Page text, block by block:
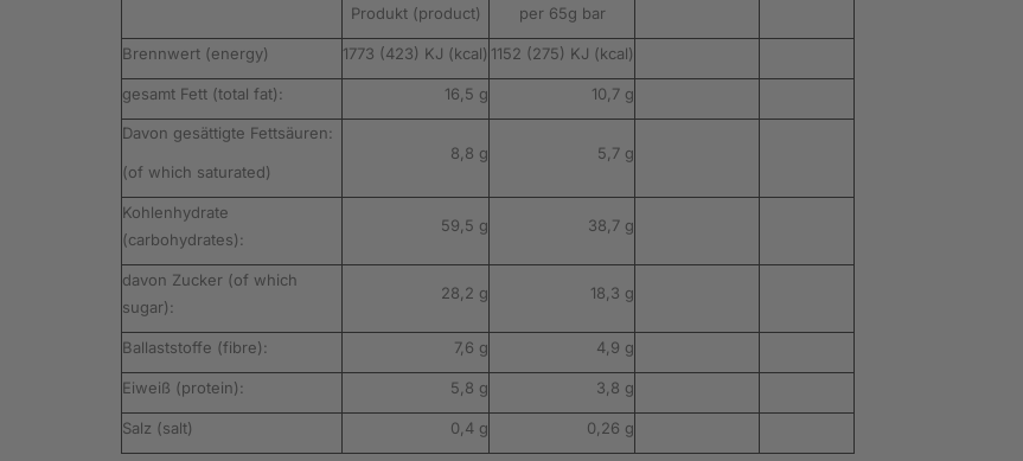
Produkt (product) per 65g bar
Brennwert (energy) 1773 (423) KJ (kcal) 1152 (275) KJ (kcal)
gesamt Fett (total fat): 16,5 g 10,7 g
Davon gesättigte Fettsäuren:
(of which saturated)
8,8 g 5,7 g
Kohlenhydrate
(carbohydrates):
59,5 g 38,7 g
davon Zucker (of which
sugar):
28,2 g 18,3 g
Ballaststoffe (fibre): 7,6 g 4,9 g
Eiweiß (protein): 5,8 g 3,8 g
Salz (salt) 0,4 g 0,26 g